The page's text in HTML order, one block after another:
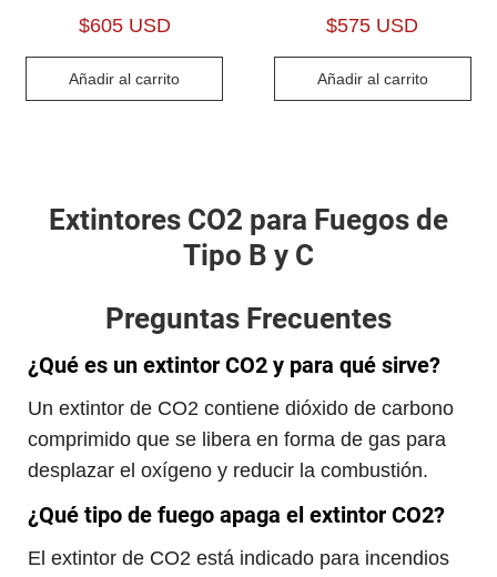
$605 USD
Añadir al carrito
$575 USD
Añadir al carrito
Extintores CO2 para Fuegos de
Tipo B y C
Preguntas Frecuentes
¿Qué es un extintor CO2 y para qué sirve?
Un extintor de CO2 contiene dióxido de carbono
comprimido que se libera en forma de gas para
desplazar el oxígeno y reducir la combustión.
¿Qué tipo de fuego apaga el extintor CO2?
El extintor de CO2 está indicado para incendios